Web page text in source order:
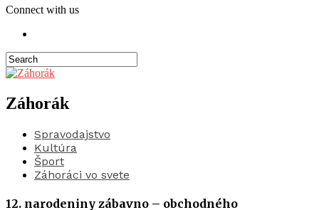
Connect with us
Záhorák
Spravodajstvo
Kultúra
Šport
Záhoráci vo svete
12. narodeniny zábavno – obchodného